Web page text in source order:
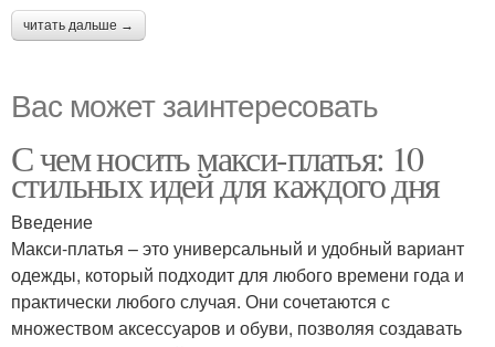
читать дальше →
Вас может заинтересовать
С чем носить макси-платья: 10
стильных идей для каждого дня
Введение
Макси-платья – это универсальный и удобный вариант
одежды, который подходит для любого времени года и
практически любого случая. Они сочетаются с
множеством аксессуаров и обуви, позволяя создавать